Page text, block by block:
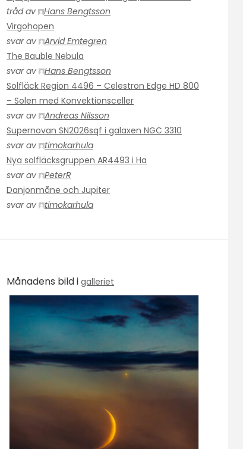
tråd av
Hans Bengtsson
Virgohopen
svar av
Arvid Emtegren
The Bauble Nebula
svar av
Hans Bengtsson
Solfläck Region 4496 – Celestron Edge HD 800
– Solen med Konvektionsceller
svar av
Andreas Nilsson
Supernovan SN2026sqf i galaxen NGC 3310
svar av
timokarhula
Nya solfläcksgruppen AR4493 i Ha
svar av
PeterR
Danjonmåne och Jupiter
svar av
timokarhula
Månadens bild i galleriet